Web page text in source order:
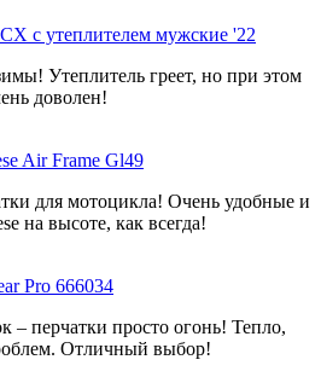
с утеплителем мужские '22
Утеплитель греет, но при этом
доволен!
Air Frame Gl49
для мотоцикла! Очень удобные и
на высоте, как всегда!
Pro 666034
– перчатки просто огонь! Тепло,
Отличный выбор!